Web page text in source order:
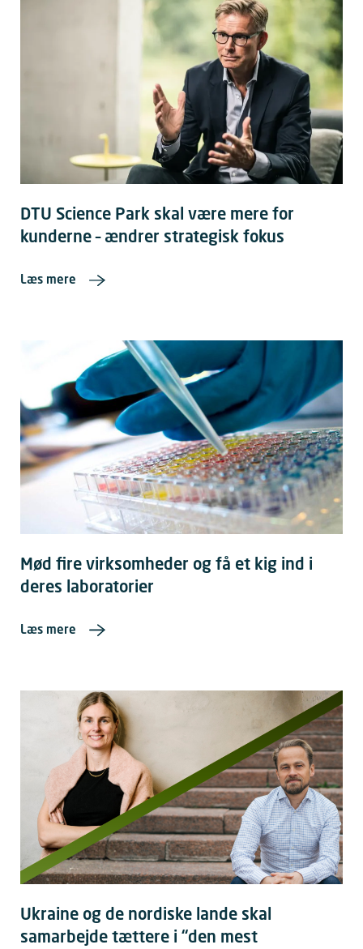
DTU Science Park skal være mere for
kunderne – ændrer strategisk fokus
Læs mere
Mød fire virksomheder og få et kig ind i
deres laboratorier
Læs mere
Ukraine og de nordiske lande skal
samarbejde tættere i “den mest